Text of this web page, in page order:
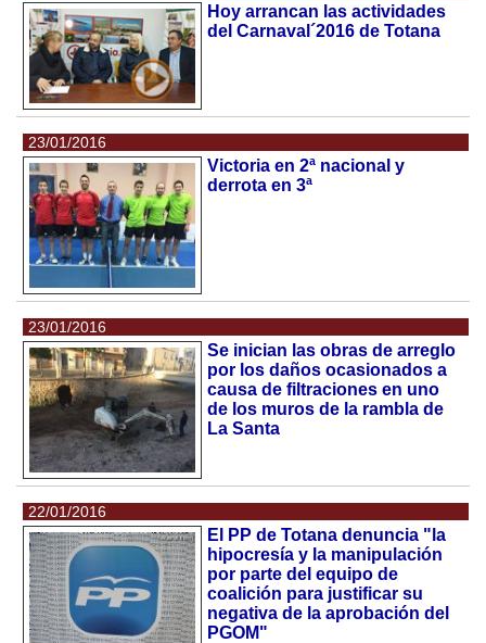
Hoy arrancan las actividades
del Carnaval´2016 de Totana
23/01/2016
Victoria en 2ª nacional y
derrota en 3ª
23/01/2016
Se inician las obras de arreglo
por los daños ocasionados a
causa de filtraciones en uno
de los muros de la rambla de
La Santa
22/01/2016
El PP de Totana denuncia "la
hipocresía y la manipulación
por parte del equipo de
coalición para justificar su
negativa de la aprobación del
PGOM"